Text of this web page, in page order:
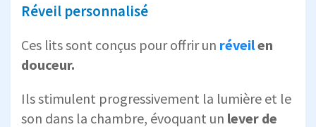
Réveil personnalisé
Ces lits sont conçus pour offrir un réveilen
douceur.
Ils stimulent progressivement la lumière et le
son dans la chambre, évoquant un lever de